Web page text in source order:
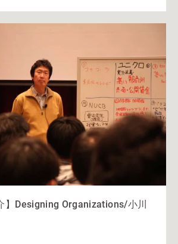
】Designing Organizations/小川